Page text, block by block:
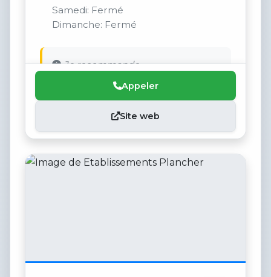
Samedi: Fermé
Dimanche: Fermé
Je recommande
Appeler
Site web